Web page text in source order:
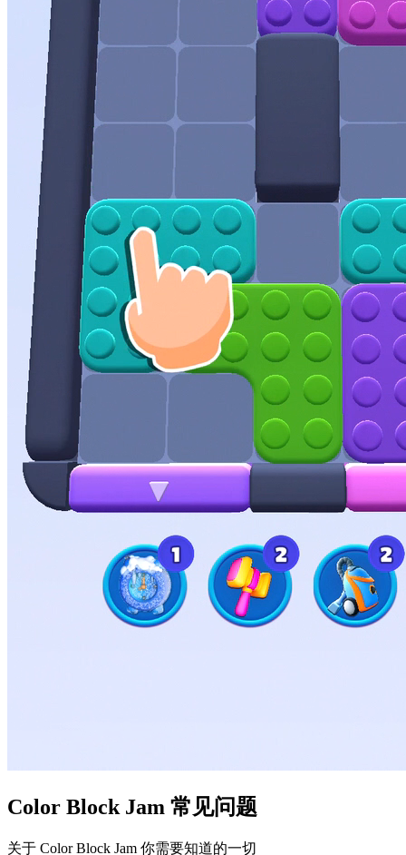
Color Block Jam 常见问题
关于 Color Block Jam 你需要知道的一切